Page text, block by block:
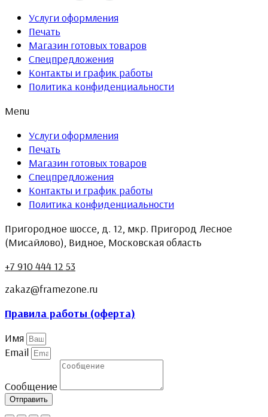
Услуги оформления
Печать
Магазин готовых товаров
Спецпредложения
Контакты и график работы
Политика конфиденциальности
Menu
Услуги оформления
Печать
Магазин готовых товаров
Спецпредложения
Контакты и график работы
Политика конфиденциальности
Пригородное шоссе, д. 12, мкр. Пригород Лесное
(Мисайлово), Видное, Московская область
+7 910 444 12 53
zakaz@framezone.ru
Правила работы (оферта)
Имя
Email
Сообщение
Отправить